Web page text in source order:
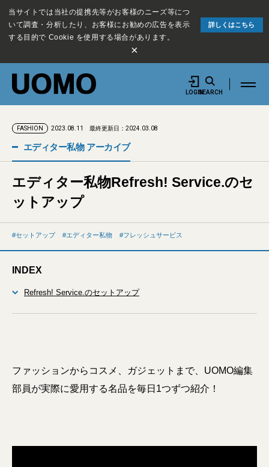
当サイトでは当社の提携先等がお客様のニーズ等につ
いて調査・分析したり、お客様にお勧めの広告を表示
する目的で Cookie を使用する場合があります。
詳しくはこちら
×
LOGINSEARCH
FASHION 2023.08.11 最終更新日：2024.03.08
エディター私物 アーカイブ
エディター私物Refresh! Service.のセ
ットアップ
セットアップ エディター私物 フレッシュサービス
INDEX
Refresh! Service.のセットアップ
ファッションからコスメ、ガジェットまで、UOMO編集
部員が実際に愛用する名品を毎日1つずつ紹介！